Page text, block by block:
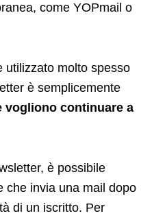
come YOPmail o
utilizzato molto spesso
è semplicemente
vogliono continuare a
è possibile
che invia una mail dopo
di un iscritto. Per